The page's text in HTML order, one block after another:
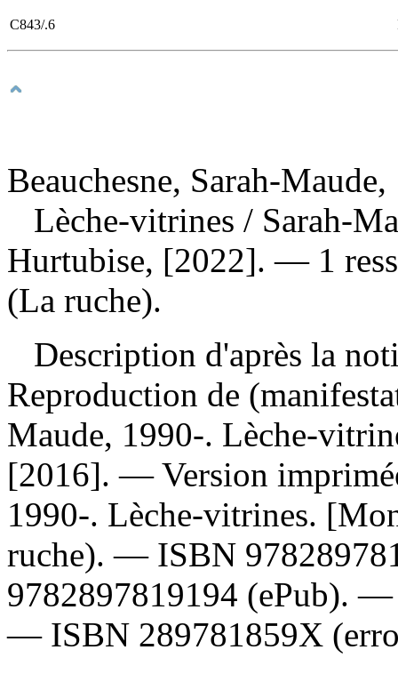
C843/.6
Beauchesne, Sarah-
Lèche-vitrines / Sarah-
Hurtubise, [2022]. — 1
(La ruche).
Description d'après la
Reproduction de
Maude, 1990-. Lèche-
[2016]. —Version
1990-. Lèche-vitrines.
ruche). — ISBN
9782897819194 (ePub).
— ISBN 289781859X